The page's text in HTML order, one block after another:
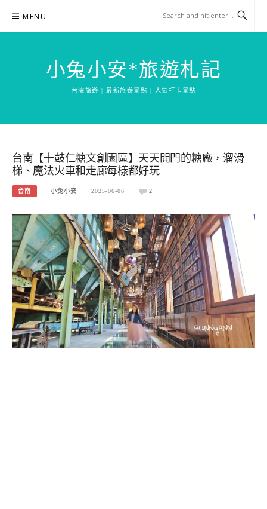
content
MENU
小兔小安*旅遊札記
台灣旅遊 | 最新旅遊景點 | 人氣打卡景點
台南【十鼓仁糖文創園區】天天開門的糖廠，溜滑
梯、魔法火車和走廊每樣都好玩
台南 小兔小安 2025-06-06 2